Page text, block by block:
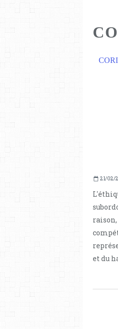
21/02/
et du